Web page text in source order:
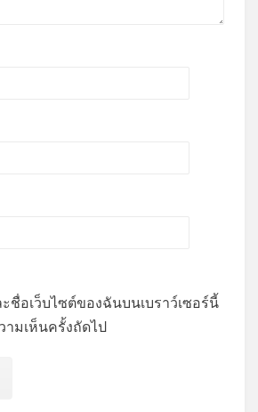
ชื่อเว็บไซต์ของฉันบนเบราว์เซอร์นี้
ามเห็นครั้งถัดไป